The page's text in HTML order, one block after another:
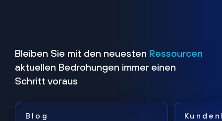
Bleiben Sie mit den neuesten Ressourcen
aktuellen Bedrohungen immer einen
Schritt voraus
Blog